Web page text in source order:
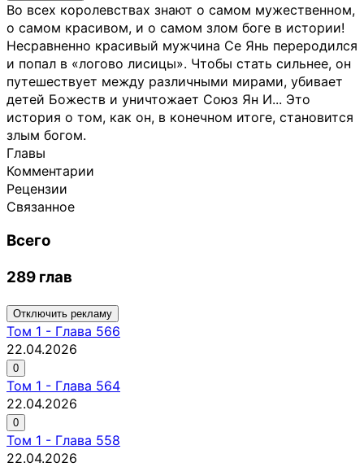
Во всех королевствах знают о самом мужественном,
о самом красивом, и о самом злом боге в истории!
Несравненно красивый мужчина Се Янь переродился
и попал в «логово лисицы». Чтобы стать сильнее, он
путешествует между различными мирами, убивает
детей Божеств и уничтожает Союз Ян И... Это
история о том, как он, в конечном итоге, становится
злым богом.
Главы
Комментарии
Рецензии
Связанное
Всего
289 глав
Отключить рекламу
Том 1 - Глава 566
22.04.2026
0
Том 1 - Глава 564
22.04.2026
0
Том 1 - Глава 558
22.04.2026